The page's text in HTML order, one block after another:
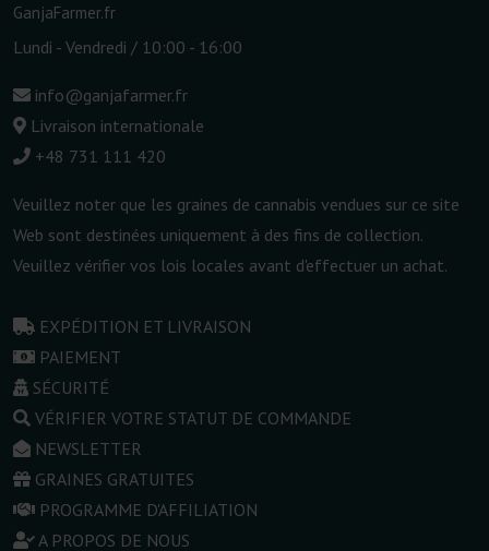
GanjaFarmer.fr
Lundi - Vendredi / 10:00 - 16:00
info@ganjafarmer.fr
Livraison internationale
+48 731 111 420
Veuillez noter que les graines de cannabis vendues sur ce site
Web sont destinées uniquement à des fins de collection.
Veuillez vérifier vos lois locales avant d'effectuer un achat.
EXPÉDITION ET LIVRAISON
PAIEMENT
SÉCURITÉ
VÉRIFIER VOTRE STATUT DE COMMANDE
NEWSLETTER
GRAINES GRATUITES
PROGRAMME D'AFFILIATION
A PROPOS DE NOUS